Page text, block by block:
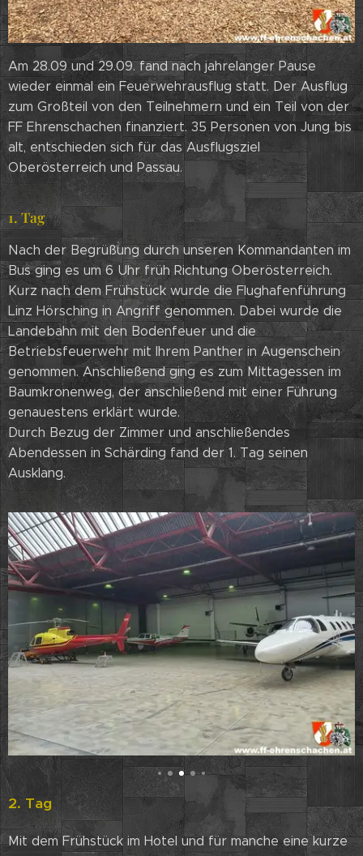
Am 28.09 und 29.09. fand nach jahrelanger Pause
wieder einmal ein Feuerwehrausflug statt. Der Ausflug
zum Großteil von den Teilnehmern und ein Teil von der
FF Ehrenschachen finanziert. 35 Personen von Jung bis
alt, entschieden sich für das Ausflugsziel
Oberösterreich und Passau.
1. Tag
Nach der Begrüßung durch unseren Kommandanten im
Bus ging es um 6 Uhr früh Richtung Oberösterreich.
Kurz nach dem Frühstück wurde die Flughafenführung
Linz Hörsching in Angriff genommen. Dabei wurde die
Landebahn mit den Bodenfeuer und die
Betriebsfeuerwehr mit Ihrem Panther in Augenschein
genommen. Anschließend ging es zum Mittagessen im
Baumkronenweg, der anschließend mit einer Führung
genauestens erklärt wurde.
Durch Bezug der Zimmer und anschließendes
Abendessen in Schärding fand der 1. Tag seinen
Ausklang.
2. Tag
Mit dem Frühstück im Hotel und für manche eine kurze